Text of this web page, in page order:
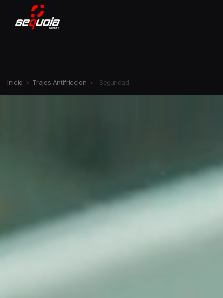
Inicio > Trajes Antifriccion > Seguridad